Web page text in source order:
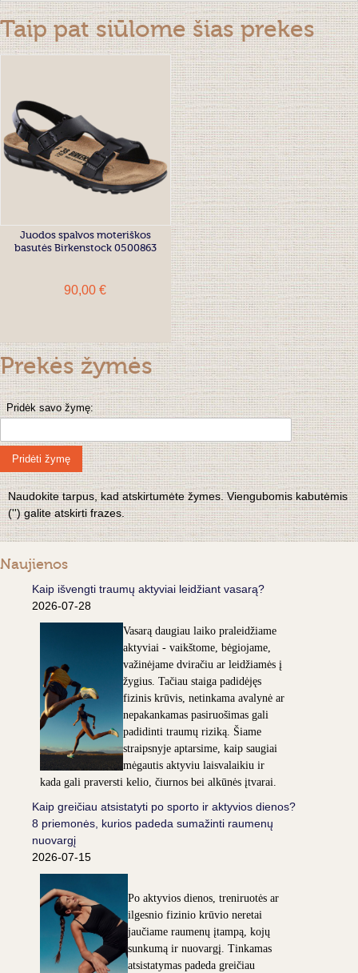
Taip pat siūlome šias prekes
Juodos spalvos moteriškos
basutės Birkenstock 0500863
90,00 €
Prekės žymės
Pridėk savo žymę:
Pridėti žymę
Naudokite tarpus, kad atskirtumėte žymes. Viengubomis kabutėmis
('') galite atskirti frazes.
Naujienos
Kaip išvengti traumų aktyviai leidžiant vasarą?
2026-07-28
Vasarą daugiau laiko praleidžiame
aktyviai - vaikštome, bėgiojame,
važinėjame dviračiu ar leidžiamės į
žygius. Tačiau staiga padidėjęs
fizinis krūvis, netinkama avalynė ar
nepakankamas pasiruošimas gali
padidinti traumų riziką. Šiame
straipsnyje aptarsime, kaip saugiai
mėgautis aktyviu laisvalaikiu ir
kada gali praversti kelio, čiurnos bei alkūnės įtvarai.
Kaip greičiau atsistatyti po sporto ir aktyvios dienos?
8 priemonės, kurios padeda sumažinti raumenų
nuovargį
2026-07-15
Po aktyvios dienos, treniruotės ar
ilgesnio fizinio krūvio neretai
jaučiame raumenų įtampą, kojų
sunkumą ir nuovargį. Tinkamas
atsistatymas padeda greičiau